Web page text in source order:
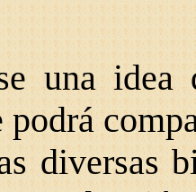
una
podrá
diversas